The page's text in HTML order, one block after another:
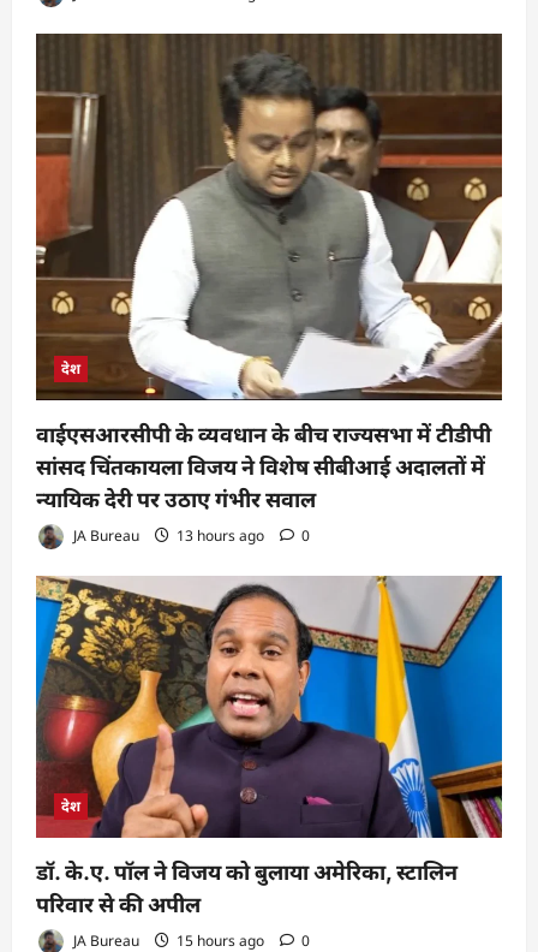
देश
वाईएसआरसीपी के व्यवधान के बीच राज्यसभा में टीडीपी
सांसद चिंतकायला विजय ने विशेष सीबीआई अदालतों में
न्यायिक देरी पर उठाए गंभीर सवाल
JA Bureau 13 hours ago 0
देश
डॉ. के.ए. पॉल ने विजय को बुलाया अमेरिका, स्टालिन
परिवार से की अपील
JA Bureau 15 hours ago 0